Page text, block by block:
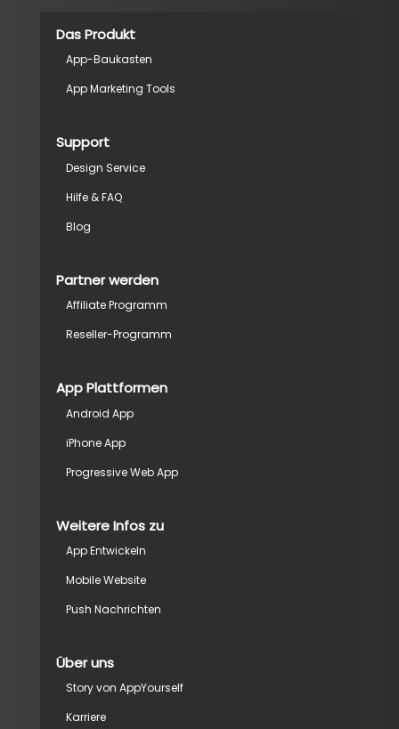
Das Produkt
App-Baukasten
App Marketing Tools
Support
Design Service
Hilfe & FAQ
Blog
Partner werden
Affiliate Programm
Reseller-Programm
App Plattformen
Android App
iPhone App
Progressive Web App
Weitere Infos zu
App Entwickeln
Mobile Website
Push Nachrichten
Über uns
Story von AppYourself
Karriere